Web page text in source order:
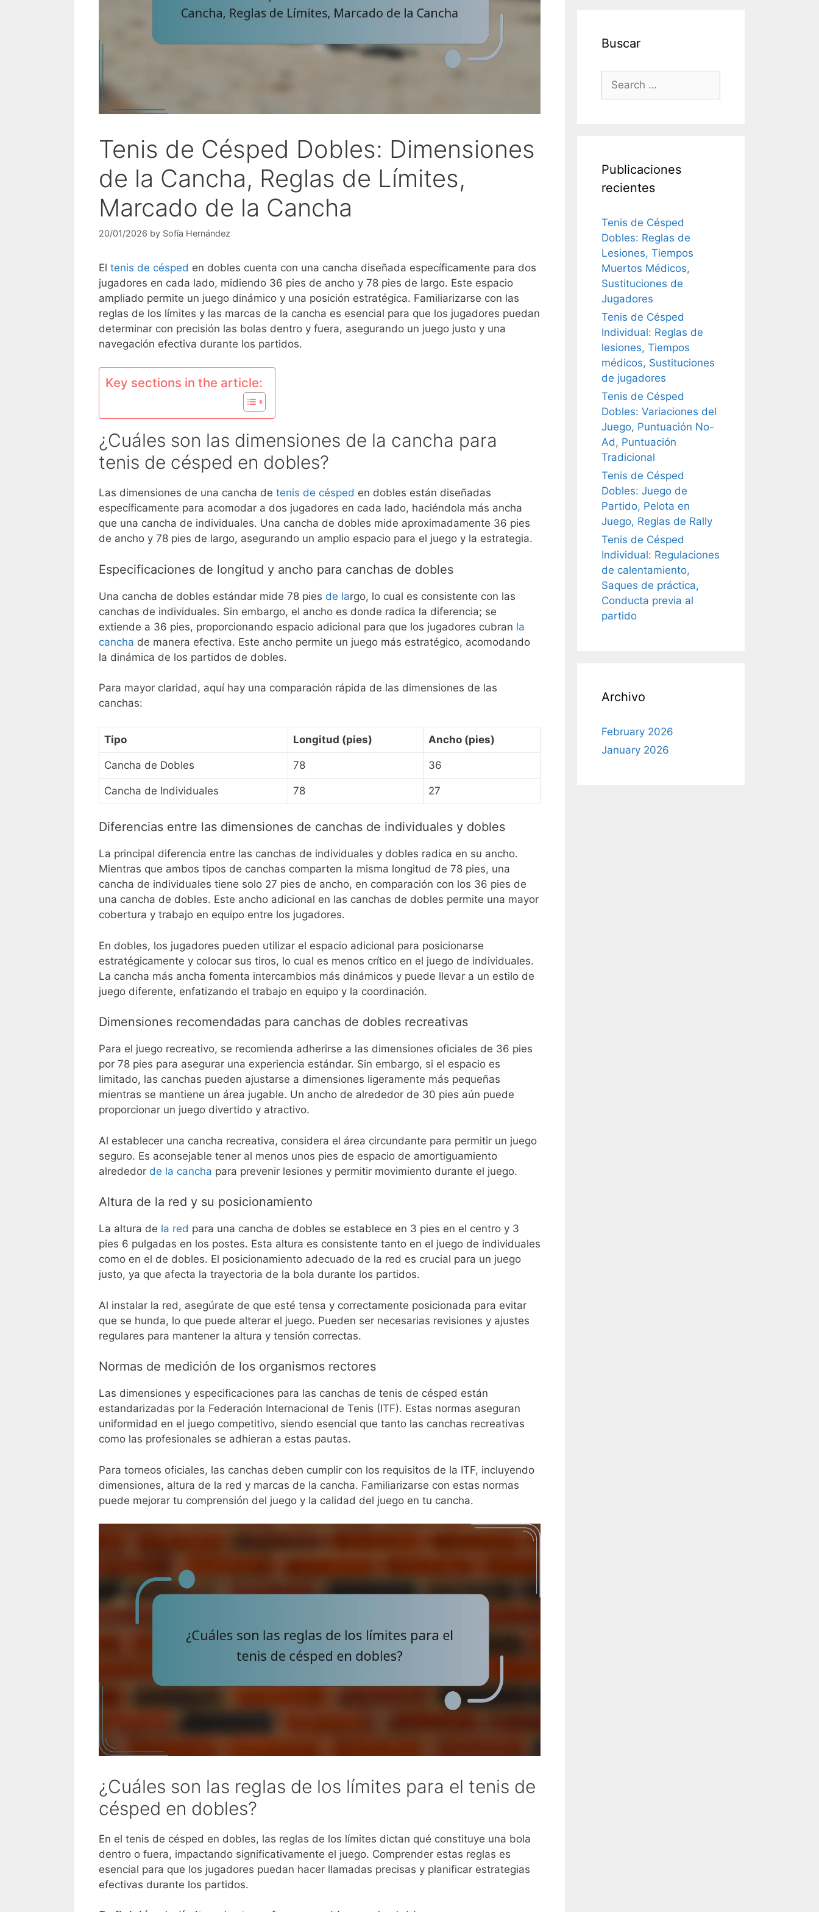
Tenis de Césped Dobles: Dimensiones
de la Cancha, Reglas de Límites,
Marcado de la Cancha
20/01/2026 by Sofía Hernández
El tenis de césped en dobles cuenta con una cancha diseñada específicamente para dos
jugadores en cada lado, midiendo 36 pies de ancho y 78 pies de largo. Este espacio
ampliado permite un juego dinámico y una posición estratégica. Familiarizarse con las
reglas de los límites y las marcas de la cancha es esencial para que los jugadores puedan
determinar con precisión las bolas dentro y fuera, asegurando un juego justo y una
navegación efectiva durante los partidos.
Key sections in the article:
¿Cuáles son las dimensiones de la cancha para
tenis de césped en dobles?
Las dimensiones de una cancha de tenis de césped en dobles están diseñadas
específicamente para acomodar a dos jugadores en cada lado, haciéndola más ancha
que una cancha de individuales. Una cancha de dobles mide aproximadamente 36 pies
de ancho y 78 pies de largo, asegurando un amplio espacio para el juego y la estrategia.
Especificaciones de longitud y ancho para canchas de dobles
Una cancha de dobles estándar mide 78 pies de largo, lo cual es consistente con las
canchas de individuales. Sin embargo, el ancho es donde radica la diferencia; se
extiende a 36 pies, proporcionando espacio adicional para que los jugadores cubran la
cancha de manera efectiva. Este ancho permite un juego más estratégico, acomodando
la dinámica de los partidos de dobles.
Para mayor claridad, aquí hay una comparación rápida de las dimensiones de las
canchas:
Tipo Longitud (pies) Ancho (pies)
Cancha de Dobles 78 36
Cancha de Individuales 78 27
Diferencias entre las dimensiones de canchas de individuales y dobles
La principal diferencia entre las canchas de individuales y dobles radica en su ancho.
Mientras que ambos tipos de canchas comparten la misma longitud de 78 pies, una
cancha de individuales tiene solo 27 pies de ancho, en comparación con los 36 pies de
una cancha de dobles. Este ancho adicional en las canchas de dobles permite una mayor
cobertura y trabajo en equipo entre los jugadores.
En dobles, los jugadores pueden utilizar el espacio adicional para posicionarse
estratégicamente y colocar sus tiros, lo cual es menos crítico en el juego de individuales.
La cancha más ancha fomenta intercambios más dinámicos y puede llevar a un estilo de
juego diferente, enfatizando el trabajo en equipo y la coordinación.
Dimensiones recomendadas para canchas de dobles recreativas
Para el juego recreativo, se recomienda adherirse a las dimensiones oficiales de 36 pies
por 78 pies para asegurar una experiencia estándar. Sin embargo, si el espacio es
limitado, las canchas pueden ajustarse a dimensiones ligeramente más pequeñas
mientras se mantiene un área jugable. Un ancho de alrededor de 30 pies aún puede
proporcionar un juego divertido y atractivo.
Al establecer una cancha recreativa, considera el área circundante para permitir un juego
seguro. Es aconsejable tener al menos unos pies de espacio de amortiguamiento
alrededor de la cancha para prevenir lesiones y permitir movimiento durante el juego.
Altura de la red y su posicionamiento
La altura de la red para una cancha de dobles se establece en 3 pies en el centro y 3
pies 6 pulgadas en los postes. Esta altura es consistente tanto en el juego de individuales
como en el de dobles. El posicionamiento adecuado de la red es crucial para un juego
justo, ya que afecta la trayectoria de la bola durante los partidos.
Al instalar la red, asegúrate de que esté tensa y correctamente posicionada para evitar
que se hunda, lo que puede alterar el juego. Pueden ser necesarias revisiones y ajustes
regulares para mantener la altura y tensión correctas.
Normas de medición de los organismos rectores
Las dimensiones y especificaciones para las canchas de tenis de césped están
estandarizadas por la Federación Internacional de Tenis (ITF). Estas normas aseguran
uniformidad en el juego competitivo, siendo esencial que tanto las canchas recreativas
como las profesionales se adhieran a estas pautas.
Para torneos oficiales, las canchas deben cumplir con los requisitos de la ITF, incluyendo
dimensiones, altura de la red y marcas de la cancha. Familiarizarse con estas normas
puede mejorar tu comprensión del juego y la calidad del juego en tu cancha.
¿Cuáles son las reglas de los límites para el tenis de
césped en dobles?
En el tenis de césped en dobles, las reglas de los límites dictan qué constituye una bola
dentro o fuera, impactando significativamente el juego. Comprender estas reglas es
esencial para que los jugadores puedan hacer llamadas precisas y planificar estrategias
efectivas durante los partidos.
Buscar
Search
for:
Publicaciones
recientes
Tenis de Césped
Dobles: Reglas de
Lesiones, Tiempos
Muertos Médicos,
Sustituciones de
Jugadores
Tenis de Césped
Individual: Reglas de
lesiones, Tiempos
médicos, Sustituciones
de jugadores
Tenis de Césped
Dobles: Variaciones del
Juego, Puntuación No-
Ad, Puntuación
Tradicional
Tenis de Césped
Dobles: Juego de
Partido, Pelota en
Juego, Reglas de Rally
Tenis de Césped
Individual: Regulaciones
de calentamiento,
Saques de práctica,
Conducta previa al
partido
Archivo
February 2026
January 2026